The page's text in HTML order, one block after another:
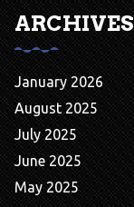
ARCHIVES
January 2026
August 2025
July 2025
June 2025
May 2025